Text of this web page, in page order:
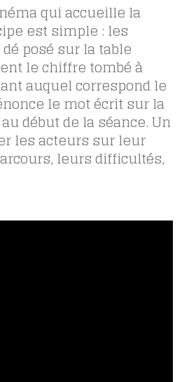
qui accueille la
est simple : les
posé sur la table
le chiffre tombé à
auquel correspond le
le mot écrit sur la
début de la séance. Un
les acteurs sur leur
leurs difficultés,